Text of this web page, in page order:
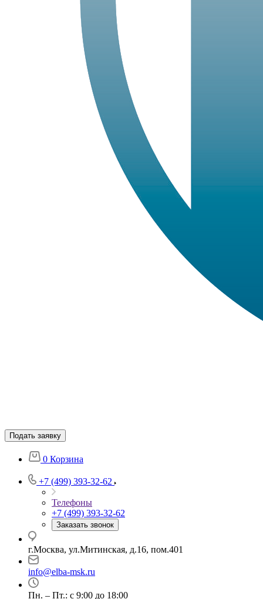
Подать заявку
0 Корзина
+7 (499) 393-32-62
Телефоны
+7 (499) 393-32-62
Заказать звонок
г.Москва, ул.Митинская, д.16, пом.401
info@elba-msk.ru
Пн. – Пт.: с 9:00 до 18:00